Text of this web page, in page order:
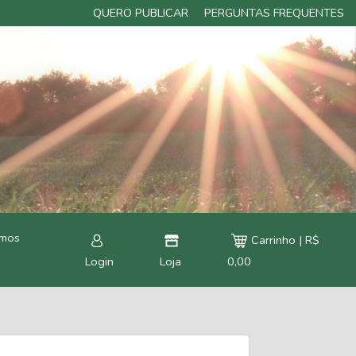
QUERO PUBLICAR PERGUNTAS FREQUENTES
Login Loja
Carrinho | R$
0,00